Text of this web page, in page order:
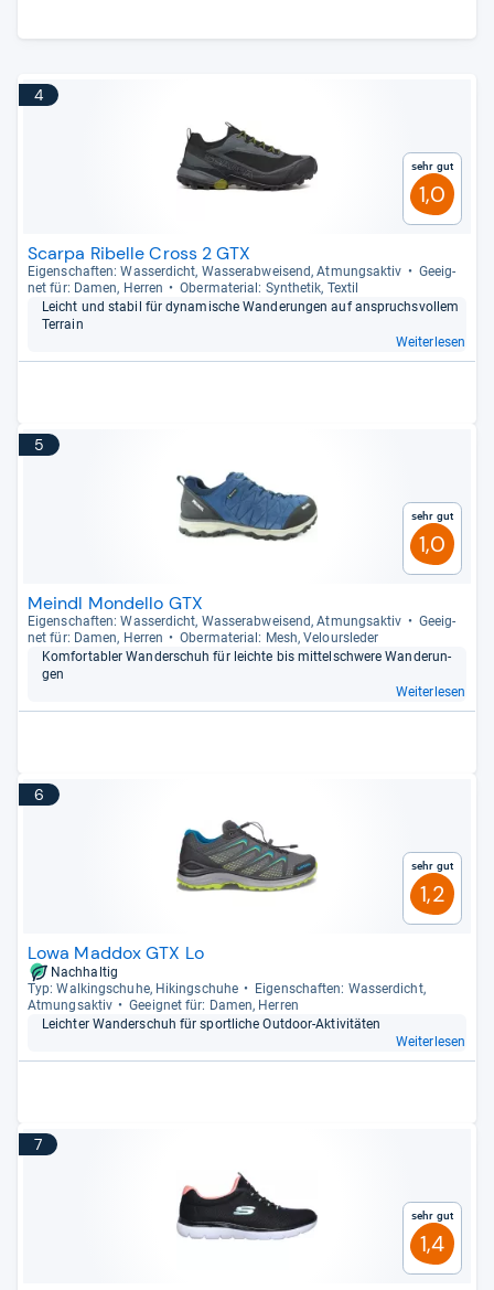
4
Sehr gut
1,0
Scarpa Ribelle Cross 2 GTX
Eigen­schaf­ten: Was­ser­dicht, Was­ser­ab­wei­send, Atmungs­ak­tiv
Geeig­
net für: Damen, Her­ren
Ober­ma­te­rial: Syn­the­tik, Tex­til
Leicht und sta­bil für dyna­mi­sche Wan­de­run­gen auf anspruchs­vol­lem
Ter­rain
Weiterlesen
5
Sehr gut
1,0
Meindl Mondello GTX
Eigen­schaf­ten: Was­ser­dicht, Was­ser­ab­wei­send, Atmungs­ak­tiv
Geeig­
net für: Damen, Her­ren
Ober­ma­te­rial: Mesh, Velours­le­der
Kom­for­ta­bler Wan­der­schuh für leichte bis mit­tel­schwere Wan­de­run­
gen
Weiterlesen
6
Sehr gut
1,2
Lowa Maddox GTX Lo
Nachhaltig
Typ: Wal­kingschuhe, Hikingschuhe
Eigen­schaf­ten: Was­ser­dicht,
Atmungs­ak­tiv
Geeig­net für: Damen, Her­ren
Leich­ter Wan­der­schuh für sport­li­che Out­door-​Akti­vi­tä­ten
Weiterlesen
7
Sehr gut
1,4